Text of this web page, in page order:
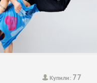
Купили: 77